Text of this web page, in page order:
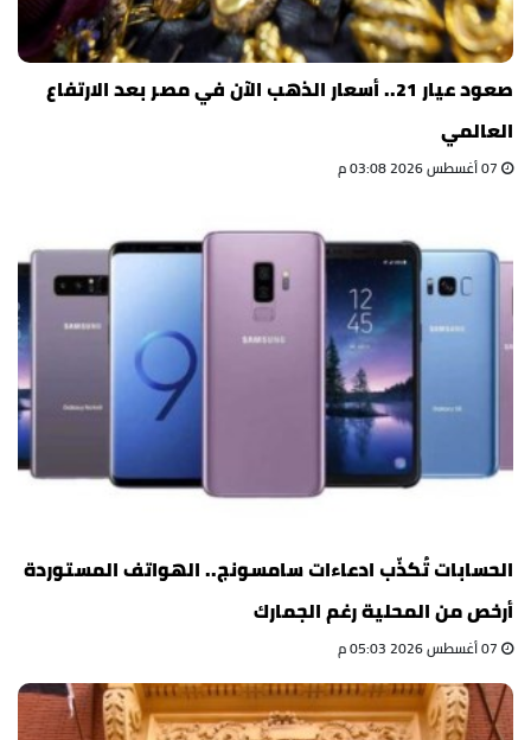
صعود عيار 21.. أسعار الذهب الآن في مصر بعد الارتفاع
العالمي
الحسابات تُكذّب ادعاءات سامسونج.. الهواتف المستوردة
أرخص من المحلية رغم الجمارك